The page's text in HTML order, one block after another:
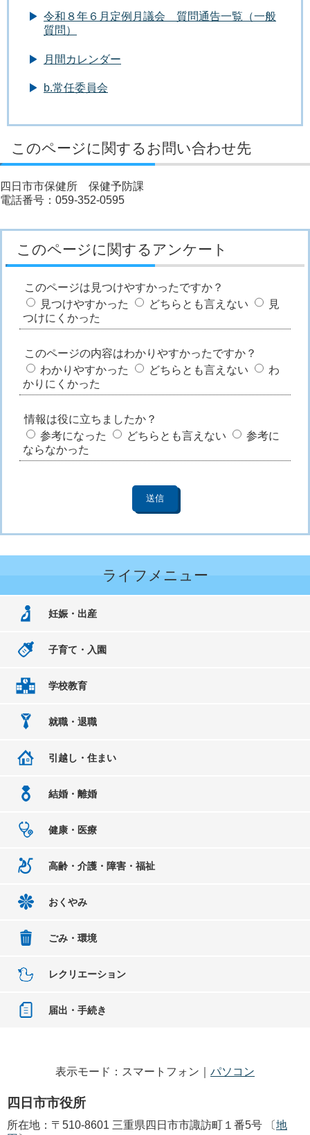
令和８年６月定例月議会 質問通告一覧（一般
質問）
月間カレンダー
b.常任委員会
このページに関するお問い合わせ先
四日市市保健所 保健予防課
電話番号：059-352-0595
このページに関するアンケート
このページは見つけやすかったですか？
見つけやすかった
どちらとも言えない
見
つけにくかった
このページの内容はわかりやすかったですか？
わかりやすかった
どちらとも言えない
わ
かりにくかった
情報は役に立ちましたか？
参考になった
どちらとも言えない
参考に
ならなかった
ライフメニュー
妊娠・出産
子育て・入園
学校教育
就職・退職
引越し・住まい
結婚・離婚
健康・医療
高齢・介護・障害・福祉
おくやみ
ごみ・環境
レクリエーション
届出・手続き
表示モード：スマートフォン｜ パソコン
四日市市役所
所在地：〒510-8601 三重県四日市市諏訪町１番5号 〔地